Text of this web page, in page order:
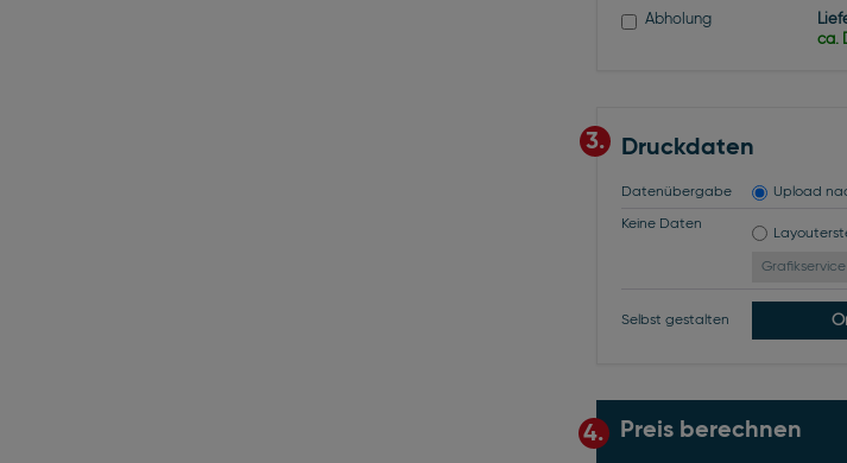
Abholung
ca.
3. Druckdaten
Datenübergabe Upload
Keine Daten
Selbst gestalten
4. Preis berechnen